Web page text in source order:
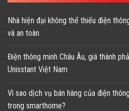
Nhà hiện đại không thể thiếu điện
và an toàn
Điện thông minh Châu Âu, giá thành
Unisstant Việt Nam
Vì sao dịch vụ bán hàng của điện
trong smarthome?